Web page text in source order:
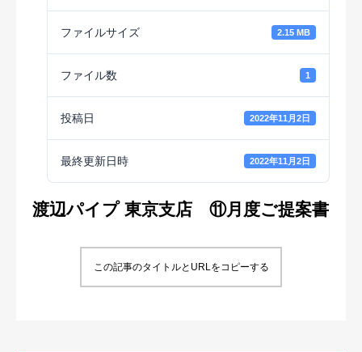
ファイルサイズ 2.15 MB
ファイル数 1
投稿日 2022年11月2日
最終更新日時 2022年11月2日
渡辺パイプ 東京支店 ⑪月度ご提案書
この記事のタイトルとURLをコピーする